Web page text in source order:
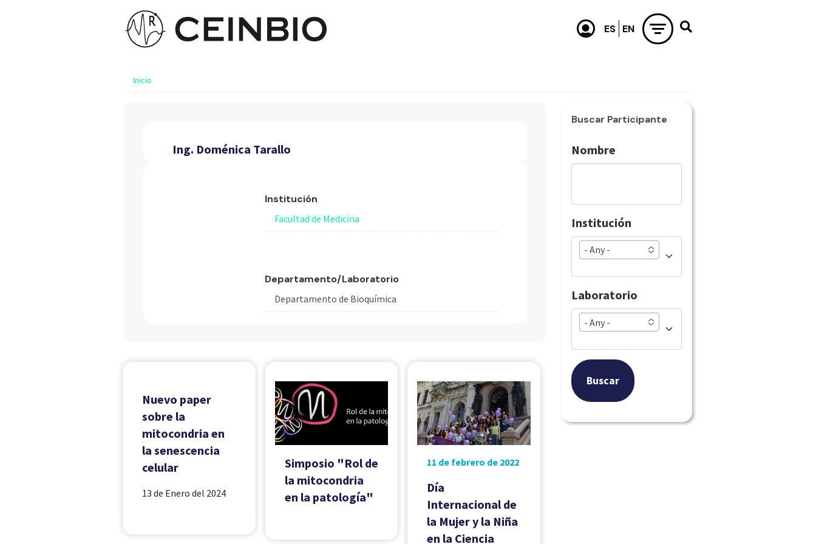
Inicio
Ing. Doménica Tarallo
Institución
Facultad de Medicina
Departamento/Laboratorio
Departamento de Bioquímica
Nuevo paper
sobre la
mitocondria en
la senescencia
celular
13 de Enero del 2024
Simposio "Rol de
la mitocondria
en la patología"
11 de febrero de 2022
Día
Internacional de
la Mujer y la Niña
en la Ciencia
Buscar Participante
Nombre
Institución
- Any -
Laboratorio
- Any -
Buscar